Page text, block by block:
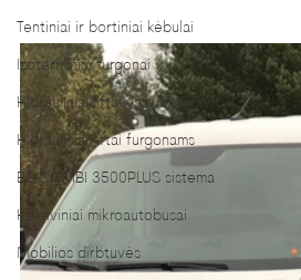
Tentiniai ir bortiniai kėbulai
Izoterminiai furgonai
Hidrauliniai liftai važiuoklėms
Hidrauliniai liftai furgonams
BE-COMBI 3500PLUS sistema
Keleiviniai mikroautobusai
Mobilios dirbtuvės